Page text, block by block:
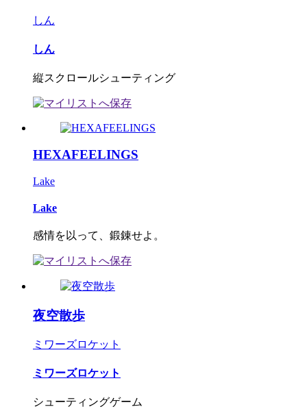
しん
しん
縦スクロールシューティング
HEXAFEELINGS
Lake
Lake
感情を以って、鍛錬せよ。
夜空散歩
ミワーズロケット
ミワーズロケット
シューティングゲーム